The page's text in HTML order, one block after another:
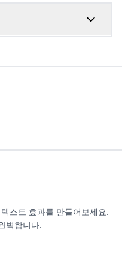
스트 효과를 만들어보세요.
벽합니다.